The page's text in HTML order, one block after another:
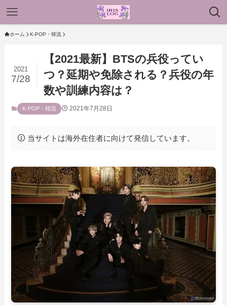
ホーム K-POP・韓流
【2021最新】BTSの兵役ってい
つ？延期や免除される？兵役の年
数や訓練内容は？
2021
7/28
K-POP・韓流 2021年7月28日
当サイトは海外在住者に向けて発信しています。